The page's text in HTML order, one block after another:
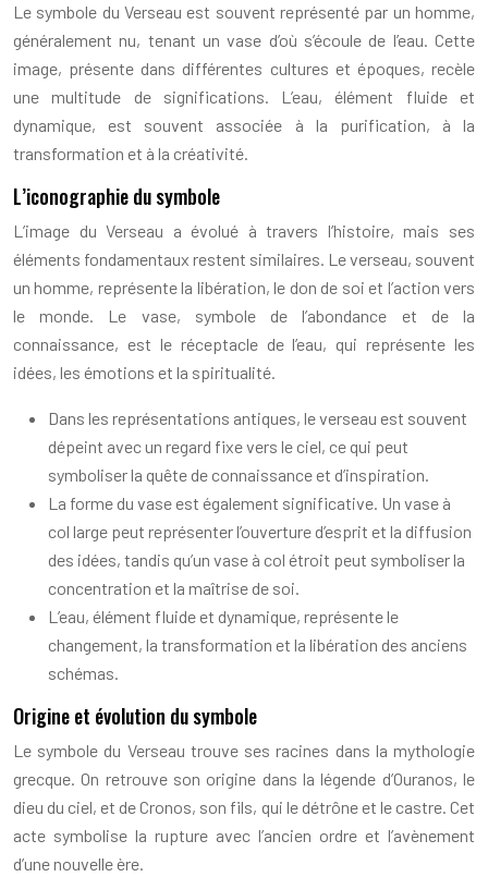
Le symbole du Verseau est souvent représenté par un homme,
généralement nu, tenant un vase d’où s’écoule de l’eau. Cette
image, présente dans différentes cultures et époques, recèle
une multitude de significations. L’eau, élément fluide et
dynamique, est souvent associée à la purification, à la
transformation et à la créativité.
L’iconographie du symbole
L’image du Verseau a évolué à travers l’histoire, mais ses
éléments fondamentaux restent similaires. Le verseau, souvent
un homme, représente la libération, le don de soi et l’action vers
le monde. Le vase, symbole de l’abondance et de la
connaissance, est le réceptacle de l’eau, qui représente les
idées, les émotions et la spiritualité.
Dans les représentations antiques, le verseau est souvent
dépeint avec un regard fixe vers le ciel, ce qui peut
symboliser la quête de connaissance et d’inspiration.
La forme du vase est également significative. Un vase à
col large peut représenter l’ouverture d’esprit et la diffusion
des idées, tandis qu’un vase à col étroit peut symboliser la
concentration et la maîtrise de soi.
L’eau, élément fluide et dynamique, représente le
changement, la transformation et la libération des anciens
schémas.
Origine et évolution du symbole
Le symbole du Verseau trouve ses racines dans la mythologie
grecque. On retrouve son origine dans la légende d’Ouranos, le
dieu du ciel, et de Cronos, son fils, qui le détrône et le castre. Cet
acte symbolise la rupture avec l’ancien ordre et l’avènement
d’une nouvelle ère.